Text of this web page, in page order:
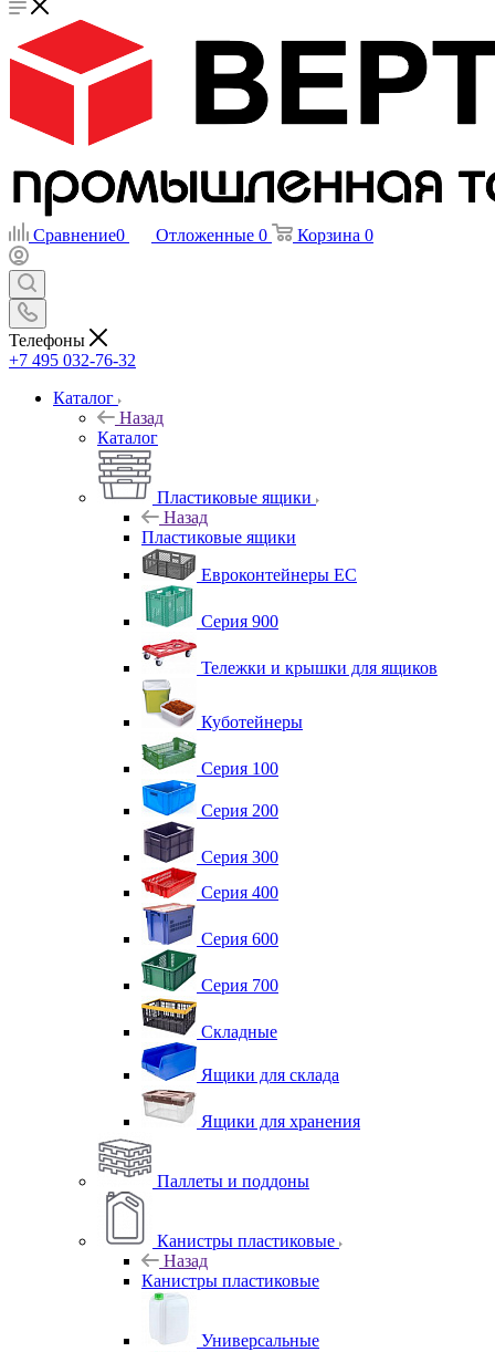
Сравнение0 Отложенные 0 Корзина 0
Телефоны
+7 495 032-76-32
Каталог
Назад
Каталог
Пластиковые ящики
Назад
Пластиковые ящики
Евроконтейнеры ЕС
Серия 900
Тележки и крышки для ящиков
Куботейнеры
Серия 100
Серия 200
Серия 300
Серия 400
Серия 600
Серия 700
Складные
Ящики для склада
Ящики для хранения
Паллеты и поддоны
Канистры пластиковые
Назад
Канистры пластиковые
Универсальные